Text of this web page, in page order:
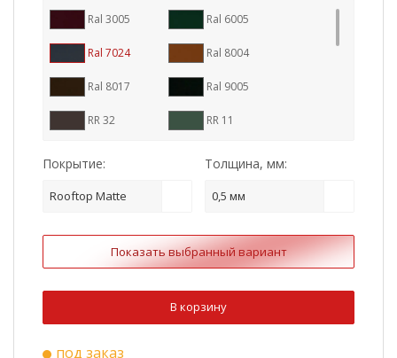
Ral 3005 Ral 6005
Ral 7024 Ral 8004
Ral 8017 Ral 9005
RR 32 RR 11
Ral 3009 Ral 6020
Ral 8022 Ral 9003
Ral 1015 Ral 3011
Покрытие:
Rooftop Matte
Толщина, мм:
0,5 мм
Показать выбранный вариант
В корзину
под заказ